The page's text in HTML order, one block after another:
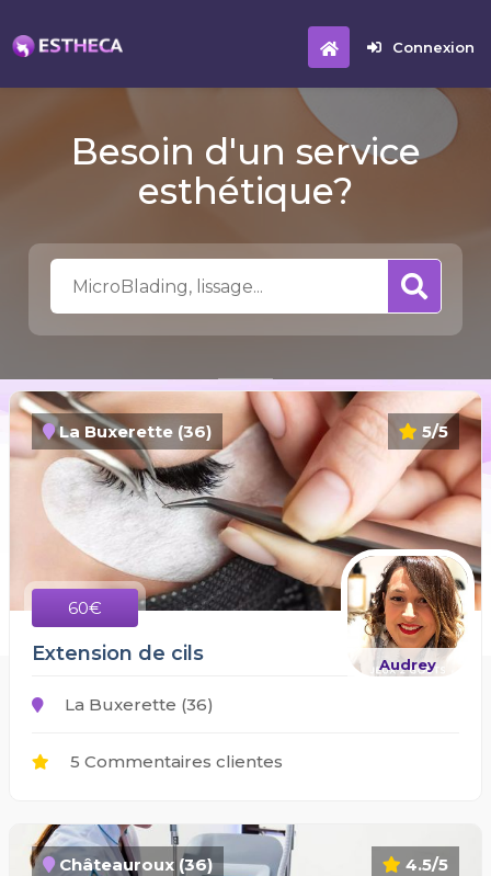
Connexion
Besoin d'un service
esthétique?
5/5
La Buxerette (36)
60€
Audrey
Extension de cils
La Buxerette (36)
5 Commentaires clientes
4.5/5
Châteauroux (36)